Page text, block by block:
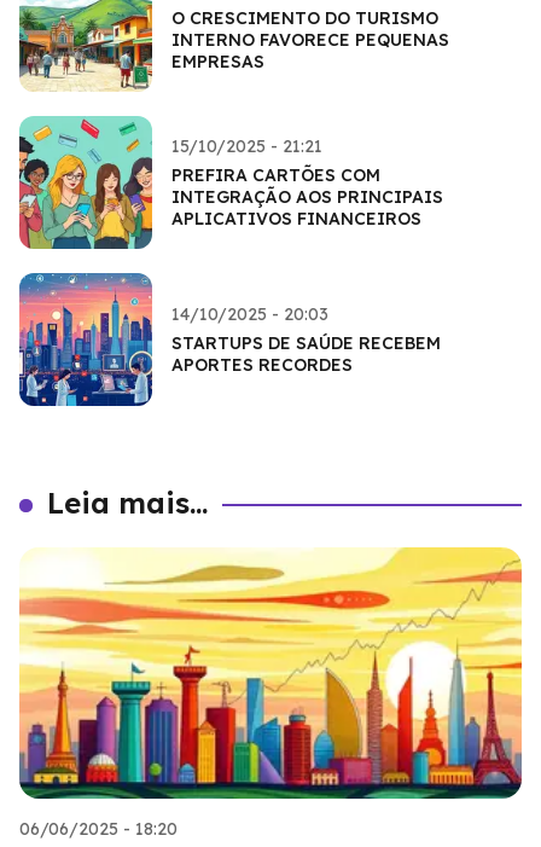
O CRESCIMENTO DO TURISMO
INTERNO FAVORECE PEQUENAS
EMPRESAS
15/10/2025 - 21:21
PREFIRA CARTÕES COM
INTEGRAÇÃO AOS PRINCIPAIS
APLICATIVOS FINANCEIROS
14/10/2025 - 20:03
STARTUPS DE SAÚDE RECEBEM
APORTES RECORDES
Leia mais...
06/06/2025 - 18:20